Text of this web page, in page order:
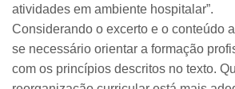
atividades em ambiente hospitalar”.
Considerando o excerto e o conteúdo
se necessário orientar a formação
com os princípios descritos no texto.